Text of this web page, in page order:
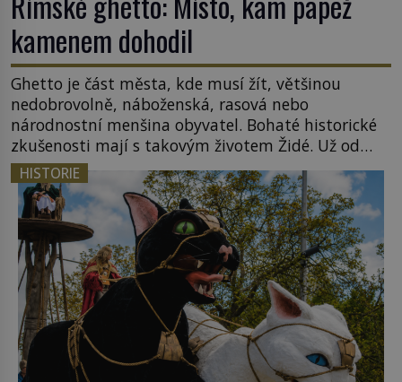
kamenem dohodil
Ghetto je část města, kde musí žít, většinou
nedobrovolně, náboženská, rasová nebo
národnostní menšina obyvatel. Bohaté historické
zkušenosti mají s takovým životem Židé. Už od
středověku jsou totiž v každou chvíli nuceni v
nějakém žít. Mezi ty nejslavnější patří i římské
ghetto založené v roce 1555. Pokud jde o vztah
k Židům, nemá se Řím čím chlubit. […]
HISTORIE